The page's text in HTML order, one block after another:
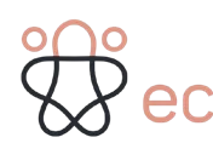
au
contenu
(Pressez